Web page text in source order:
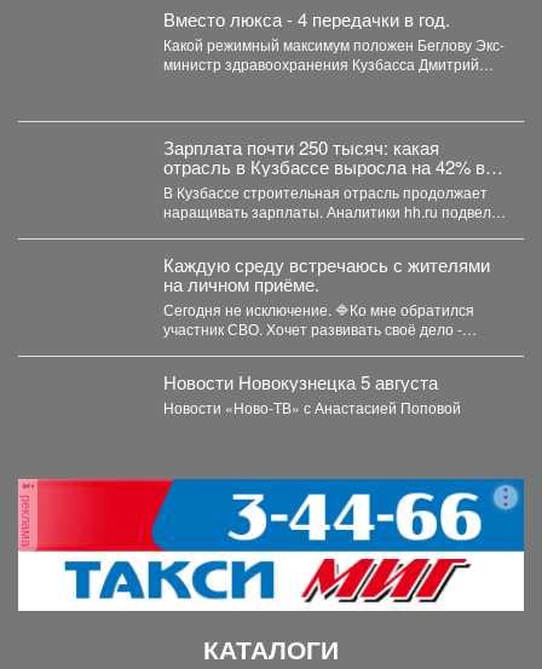
Вместо люкса - 4 передачки в год.
Какой режимный максимум положен Беглову Экс-
министр здравоохранения Кузбасса Дмитрий
Зарплата почти 250 тысяч: какая
отрасль в Кузбассе выросла на 42% в
доходе
В Кузбассе строительная отрасль продолжает
наращивать зарплаты. Аналитики hh.ru подвели
Каждую среду встречаюсь с жителями
на личном приёме.
Сегодня не исключение. 🔷Ко мне обратился
участник СВО. Хочет развивать своё дело -
Новости Новокузнецка 5 августа
Новости «Ново-ТВ» с Анастасией Поповой
реклама
КАТАЛОГИ